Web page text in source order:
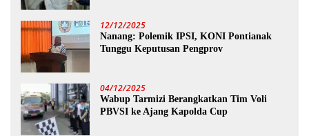
12/12/2025
Nanang: Polemik IPSI, KONI Pontianak
Tunggu Keputusan Pengprov
04/12/2025
Wabup Tarmizi Berangkatkan Tim Voli
PBVSI ke Ajang Kapolda Cup